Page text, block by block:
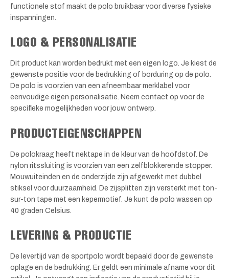
functionele stof maakt de polo bruikbaar voor diverse fysieke
inspanningen.
LOGO & PERSONALISATIE
Dit product kan worden bedrukt met een eigen logo. Je kiest de
gewenste positie voor de bedrukking of borduring op de polo.
De polo is voorzien van een afneembaar merklabel voor
eenvoudige eigen personalisatie. Neem contact op voor de
specifieke mogelijkheden voor jouw ontwerp.
PRODUCTEIGENSCHAPPEN
De polokraag heeft nektape in de kleur van de hoofdstof. De
nylon ritssluiting is voorzien van een zelfblokkerende stopper.
Mouwuiteinden en de onderzijde zijn afgewerkt met dubbel
stiksel voor duurzaamheid. De zijsplitten zijn versterkt met ton-
sur-ton tape met een kepermotief. Je kunt de polo wassen op
40 graden Celsius.
LEVERING & PRODUCTIE
De levertijd van de sportpolo wordt bepaald door de gewenste
oplage en de bedrukking. Er geldt een minimale afname voor dit